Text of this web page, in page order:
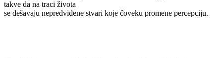
takve da na traci života
se dešavaju nepredviđene stvari koje čoveku promene percepciju.